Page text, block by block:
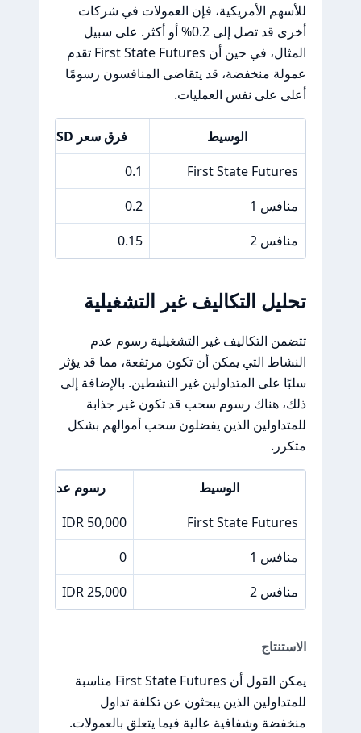
للأسهم الأمريكية، فإن العمولات في شركات
أخرى قد تصل إلى 0.2% أو أكثر. على سبيل
المثال، في حين أن First State Futures تقدم
عمولة منخفضة، قد يتقاضى المنافسون رسومًا
أعلى على نفس العمليات.
الوسيط
فرق سعر EUR/USD
First State Futures
0.1
منافس 1
0.2
منافس 2
0.15
تحليل التكاليف غير التشغيلية
تتضمن التكاليف غير التشغيلية رسوم عدم
النشاط التي يمكن أن تكون مرتفعة، مما قد يؤثر
سلبًا على المتداولين غير النشطين. بالإضافة إلى
ذلك، هناك رسوم سحب قد تكون غير جذابة
للمتداولين الذين يفضلون سحب أموالهم بشكل
متكرر.
الوسيط
رسوم عدم النشاط
First State Futures
50,000 IDR
منافس 1
0
منافس 2
25,000 IDR
الاستنتاج
يمكن القول أن First State Futures مناسبة
للمتداولين الذين يبحثون عن تكلفة تداول
منخفضة وشفافية عالية فيما يتعلق بالعمولات.